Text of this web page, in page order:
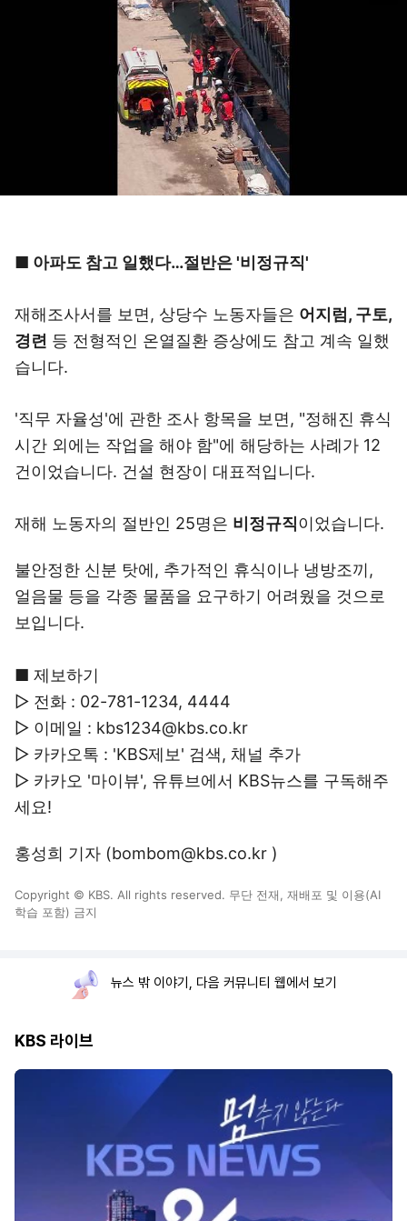
■ 아파도 참고 일했다…절반은 '비정규직'
재해조사서를 보면, 상당수 노동자들은 어지럼, 구토,
경련 등 전형적인 온열질환 증상에도 참고 계속 일했
습니다.
'직무 자율성'에 관한 조사 항목을 보면, "정해진 휴식
시간 외에는 작업을 해야 함"에 해당하는 사례가 12
건이었습니다. 건설 현장이 대표적입니다.
재해 노동자의 절반인 25명은 비정규직이었습니다.
불안정한 신분 탓에, 추가적인 휴식이나 냉방조끼,
얼음물 등을 각종 물품을 요구하기 어려웠을 것으로
보입니다.
■ 제보하기
▷ 전화 : 02-781-1234, 4444
▷ 이메일 : kbs1234@kbs.co.kr
▷ 카카오톡 : 'KBS제보' 검색, 채널 추가
▷ 카카오 '마이뷰', 유튜브에서 KBS뉴스를 구독해주
세요!
홍성희 기자 (bombom@kbs.co.kr )
Copyright © KBS. All rights reserved. 무단 전재, 재배포 및 이용(AI
학습 포함) 금지
뉴스 밖 이야기, 다음 커뮤니티 웹에서 보기
KBS 라이브